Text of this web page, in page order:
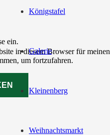
Königstafel
Galerie
Kleinenberg
Weihnachtsmarkt
ein.
in diesem Browser für
um fortzufahren.